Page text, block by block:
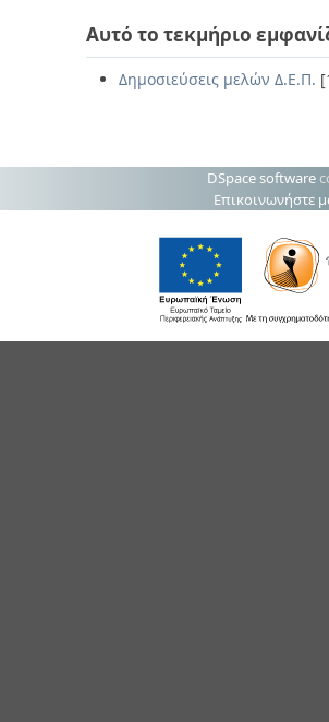
Αυτό το τεκμήριο
Δημοσιεύσεις μελών Δ.Ε.Π.
DSpace software
Επικοινωνήστε